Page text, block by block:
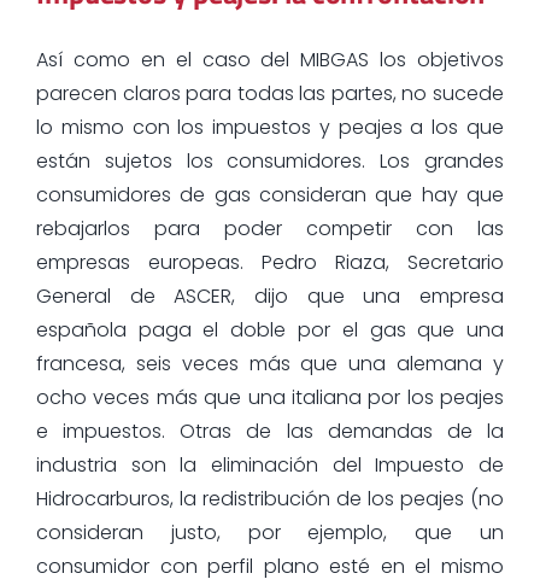
Así como en el caso del MIBGAS los objetivos
parecen claros para todas las partes, no sucede
lo mismo con los impuestos y peajes a los que
están sujetos los consumidores. Los grandes
consumidores de gas consideran que hay que
rebajarlos para poder competir con las
empresas europeas. Pedro Riaza, Secretario
General de ASCER, dijo que una empresa
española paga el doble por el gas que una
francesa, seis veces más que una alemana y
ocho veces más que una italiana por los peajes
e impuestos. Otras de las demandas de la
industria son la eliminación del Impuesto de
Hidrocarburos, la redistribución de los peajes (no
consideran justo, por ejemplo, que un
consumidor con perfil plano esté en el mismo